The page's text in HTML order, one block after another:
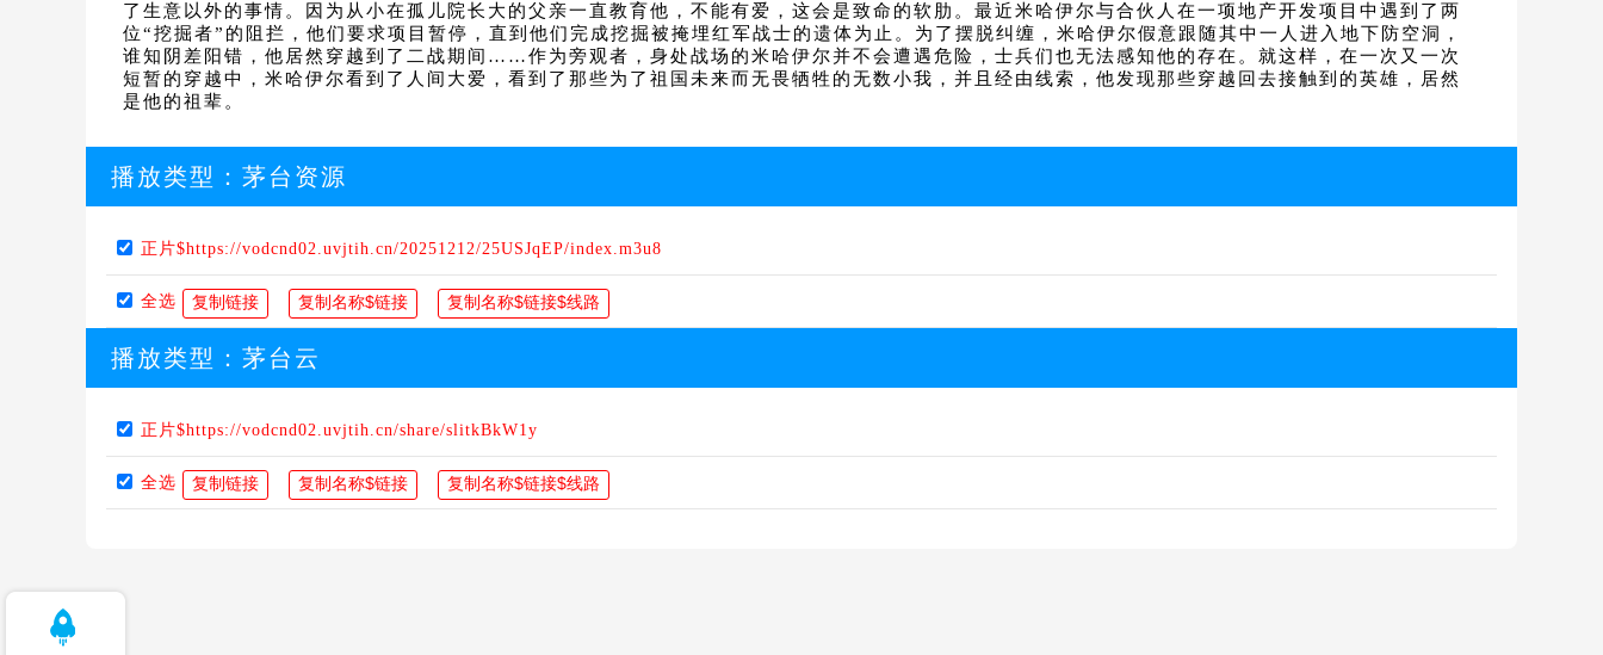
了生意以外的事情。因为从小在孤儿院长大的父亲一直教育他，不能有爱，这会是致命的软肋。最近米哈伊尔与合伙人在一项地产开发项目中遇到了两
位“挖掘者”的阻拦，他们要求项目暂停，直到他们完成挖掘被掩埋红军战士的遗体为止。为了摆脱纠缠，米哈伊尔假意跟随其中一人进入地下防空洞，
谁知阴差阳错，他居然穿越到了二战期间……作为旁观者，身处战场的米哈伊尔并不会遭遇危险，士兵们也无法感知他的存在。就这样，在一次又一次
短暂的穿越中，米哈伊尔看到了人间大爱，看到了那些为了祖国未来而无畏牺牲的无数小我，并且经由线索，他发现那些穿越回去接触到的英雄，居然
是他的祖辈。
播放类型： 茅台资源
正片$https://vodcnd02.uvjtih.cn/20251212/25USJqEP/index.m3u8
全选
播放类型： 茅台云
正片$https://vodcnd02.uvjtih.cn/share/slitkBkW1y
全选